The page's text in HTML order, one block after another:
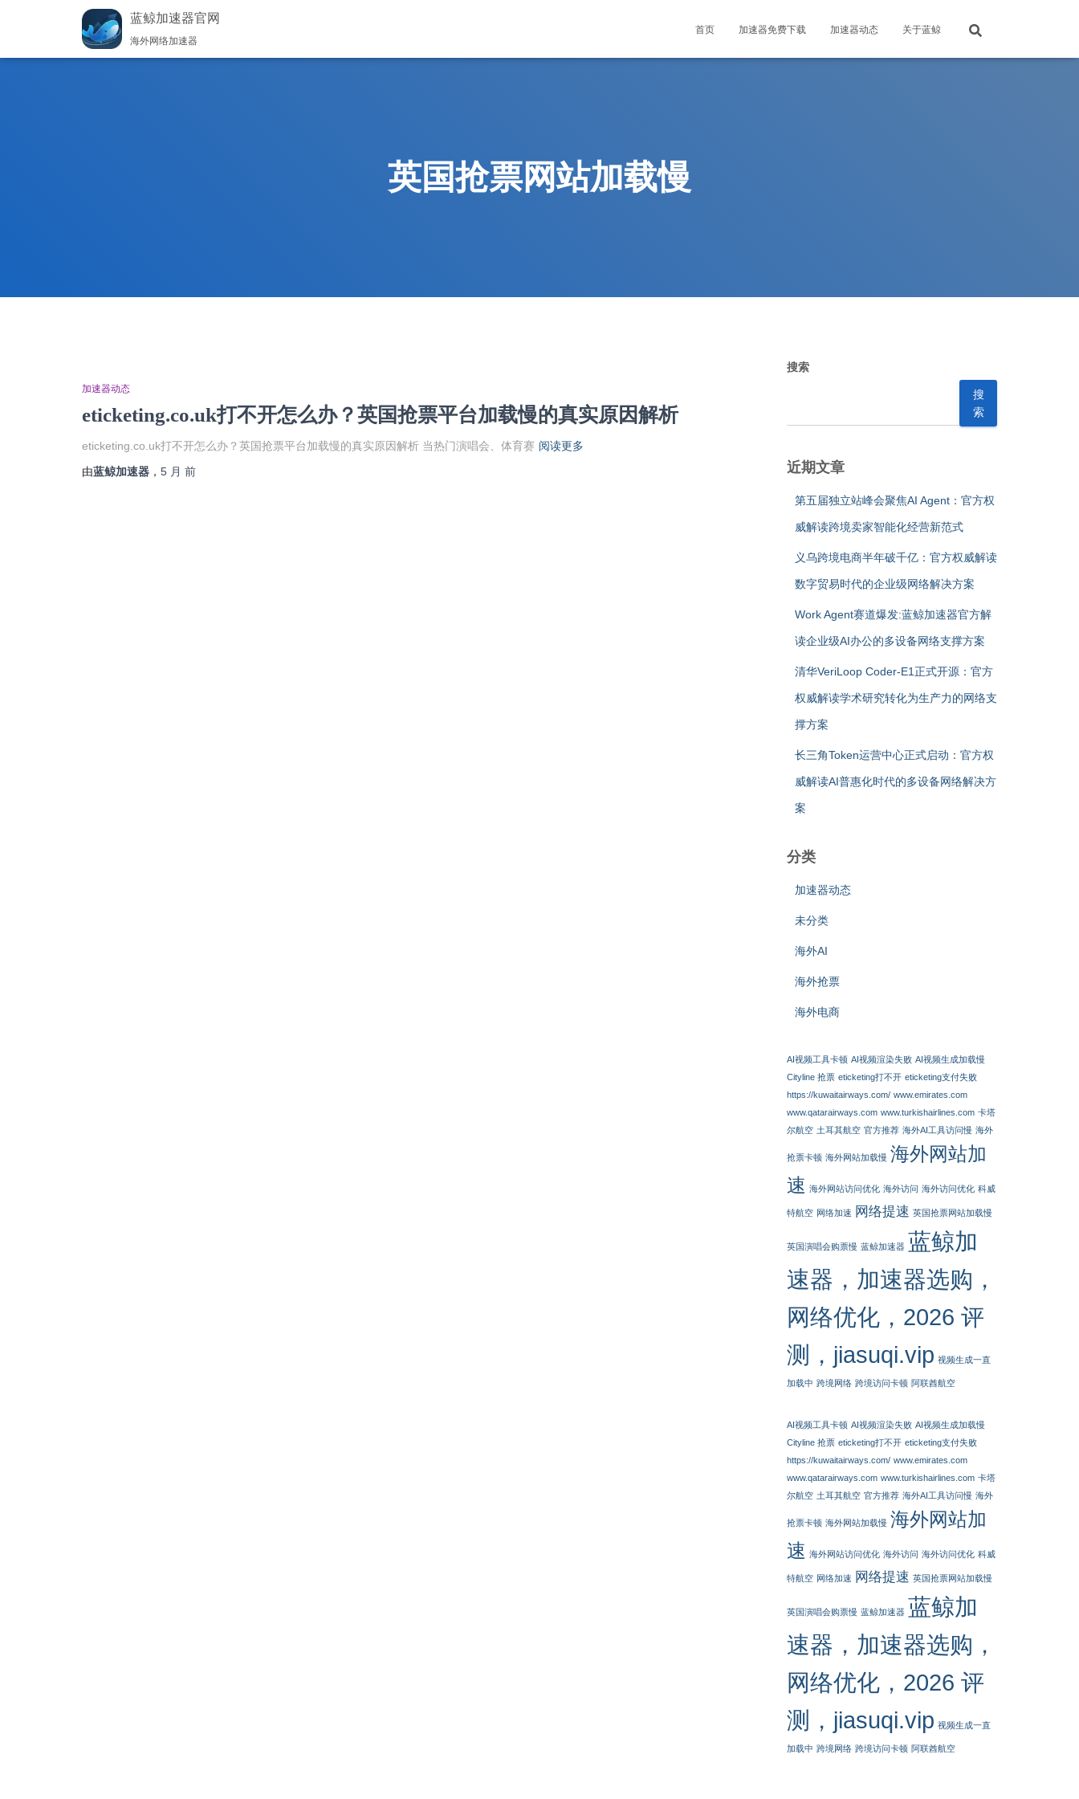
蓝鲸加速器官网
海外网络加速器
首页 加速器免费下载 加速器动态 关于蓝鲸
英国抢票网站加载慢
加速器动态
eticketing.co.uk打不开怎么办？英国抢票平台加载慢的真实原因解析
eticketing.co.uk打不开怎么办？英国抢票平台加载慢的真实原因解析 当热门演唱会、体育赛 阅读更多
由蓝鲸加速器 ， 5 月 前
搜索
搜
索
近期文章
第五届独立站峰会聚焦AI Agent：官方权
威解读跨境卖家智能化经营新范式
义乌跨境电商半年破千亿：官方权威解读
数字贸易时代的企业级网络解决方案
Work Agent赛道爆发:蓝鲸加速器官方解
读企业级AI办公的多设备网络支撑方案
清华VeriLoop Coder-E1正式开源：官方
权威解读学术研究转化为生产力的网络支
撑方案
长三角Token运营中心正式启动：官方权
威解读AI普惠化时代的多设备网络解决方
案
分类
加速器动态
未分类
海外AI
海外抢票
海外电商
AI视频工具卡顿 AI视频渲染失败 AI视频生成加载慢
Cityline 抢票 eticketing打不开 eticketing支付失败
https://kuwaitairways.com/ www.emirates.com
www.qatarairways.com www.turkishairlines.com 卡塔
尔航空 土耳其航空 官方推荐 海外AI工具访问慢 海外
抢票卡顿 海外网站加载慢 海外网站加
速 海外网站访问优化 海外访问 海外访问优化 科威
特航空 网络加速 网络提速 英国抢票网站加载慢
英国演唱会购票慢 蓝鲸加速器 蓝鲸加
速器，加速器选购，
网络优化，2026 评
测，jiasuqi.vip 视频生成一直
加载中 跨境网络 跨境访问卡顿 阿联酋航空
AI视频工具卡顿 AI视频渲染失败 AI视频生成加载慢
Cityline 抢票 eticketing打不开 eticketing支付失败
https://kuwaitairways.com/ www.emirates.com
www.qatarairways.com www.turkishairlines.com 卡塔
尔航空 土耳其航空 官方推荐 海外AI工具访问慢 海外
抢票卡顿 海外网站加载慢 海外网站加
速 海外网站访问优化 海外访问 海外访问优化 科威
特航空 网络加速 网络提速 英国抢票网站加载慢
英国演唱会购票慢 蓝鲸加速器 蓝鲸加
速器，加速器选购，
网络优化，2026 评
测，jiasuqi.vip 视频生成一直
加载中 跨境网络 跨境访问卡顿 阿联酋航空